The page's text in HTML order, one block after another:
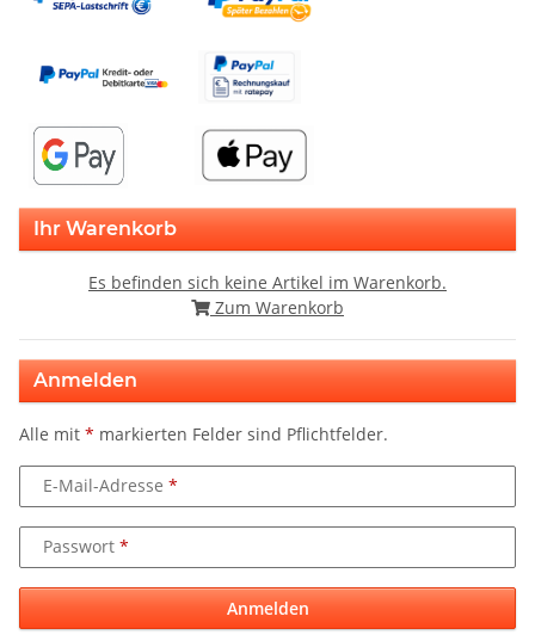
Ihr Warenkorb
Es befinden sich keine Artikel im Warenkorb.
Zum Warenkorb
Anmelden
Alle mit * markierten Felder sind Pflichtfelder.
E-Mail-Adresse
Passwort
Anmelden